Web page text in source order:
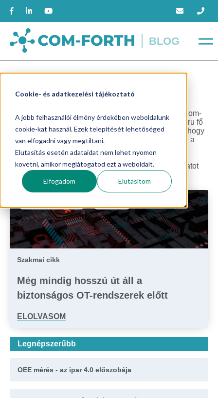
Cookie- és adatkezelési tájékoztató
A jobb felhasználói élmény érdekében weboldalunk
cookie-kat használ. Ezek telepítését lehetőséged
van elfogadni vagy megtiltani.
Elutasítás esetén adataidat nem lehet nyomon
követni, amikor meglátogatod ezt a weboldalt.
Elfogadom Elutasítom
BLOG
Hetényi Petra
Hetényi Petra 2021 augusztusában csatlakozott a Com-
Forth csapatához, mint üzletfejlesztési szakértő. Petru fő
fókusz területe az ipari kiberbiztonság. Célja pedig, hogy
segítse a termelővállalatokat, gépgyártókat elindulni a
kiberbiztonság rögös ösvényén, valamint
szaktudásunkkal és megoldásainkkal jól átlátható,
megfelelően szegmentált, biztonságos üzemi hálózatot
kialakítani.
Recent Posts
Szakmai cikk
Még mindig hosszú út áll a
biztonságos OT-rendszerek előtt
ELOLVASOM
Legnépszerűbb
OEE mérés - az ipar 4.0 előszobája